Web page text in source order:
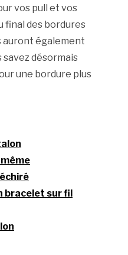
vos pull et vos
final des bordures
auront également
savez désormais
une bordure plus
même
bracelet sur fil